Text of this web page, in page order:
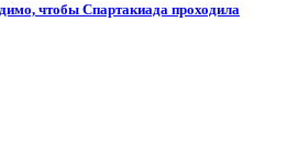
чтобы Спартакиада проходила